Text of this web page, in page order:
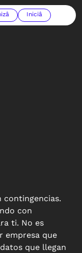
Iniciâ
contingencias.
con
ti. No es
empresa que
que llegan